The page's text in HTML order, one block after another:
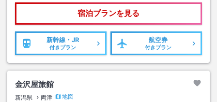
宿泊プランを見る
新幹線・JR
付きプラン
航空券
付きプラン
金沢屋旅館
新潟県 両津
地図